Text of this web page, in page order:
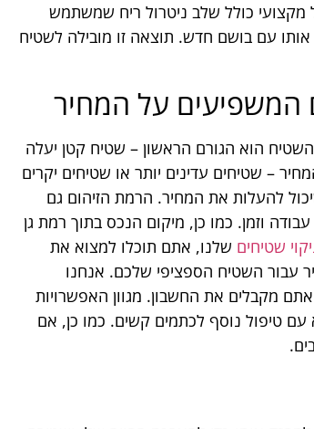
מקצועי כולל שלב ניטרול ריח שמשתמש
עם בושם חדש. תוצאה זו מובילה לשטיח
המשפיעים על המחיר
הוא הגורם הראשון – שטיח קטן יעלה
– שטיחים עדינים יותר או שטיחים יקרים
שיכול להעלות את המחיר. הרמת הזיהום גם
וזמן. כמו כן, מיקום הנכס בתוך רמת גן
שטיחים שלנו, אתם תוכלו למצוא את
עבור השטיח הספציפי שלכם. אנחנו
מקבלים את החשבון. מגוון האפשרויות
עם טיפול נוסף לכתמים קשים. כמו כן, אם